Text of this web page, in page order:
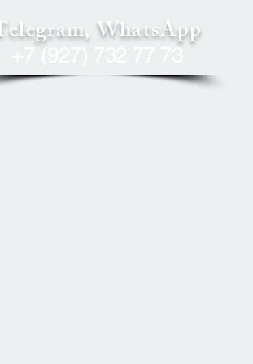
WhatsApp
+7 (927) 732 77 73